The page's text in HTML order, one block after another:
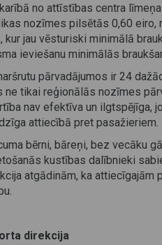
no attīstības centra
nozīmes pilsētās 0,60
jau vēsturiski minimālā
ieviešanu minimālās
pārvadājumos ir 24
tikai reģionālās nozīmes
nav efektīva un ilgtspējīga,
attiecībā pret pasažieriem.
bērni, bāreņi, bez vecāku
kustības dalībnieki
atgādinām, ka
direkcija